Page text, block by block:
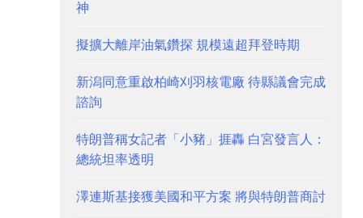
神
擬擴大離岸油氣鑽探 規模遠超拜登時期
新潟同意重啟柏崎刈羽核電廠 待縣議會完成
諮詢
特朗普稱女記者「小豬」捱轟 白宮發言人：
總統坦率透明
澤連斯基接獲美國和平方案 將與特朗普商討